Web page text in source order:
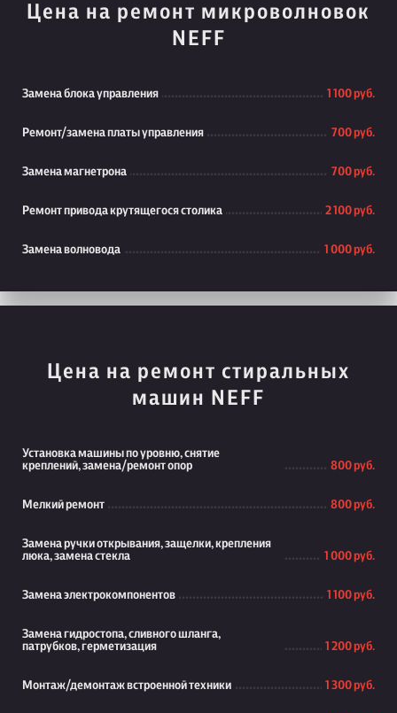
Цена на ремонт микроволновок
NEFF
Замена блока управления 1 100 руб.
Ремонт/замена платы управления 700 руб.
Замена магнетрона 700 руб.
Ремонт привода крутящегося столика 2 100 руб.
Замена волновода 1 000 руб.
Цена на ремонт стиральных
машин NEFF
Установка машины по уровню, снятие
креплений, замена/ремонт опор
800 руб.
Мелкий ремонт 800 руб.
Замена ручки открывания, защелки, крепления
люка, замена стекла
1 000 руб.
Замена электрокомпонентов 1 100 руб.
Замена гидростопа, сливного шланга,
патрубков, герметизация
1 200 руб.
Монтаж/демонтаж встроенной техники 1 300 руб.